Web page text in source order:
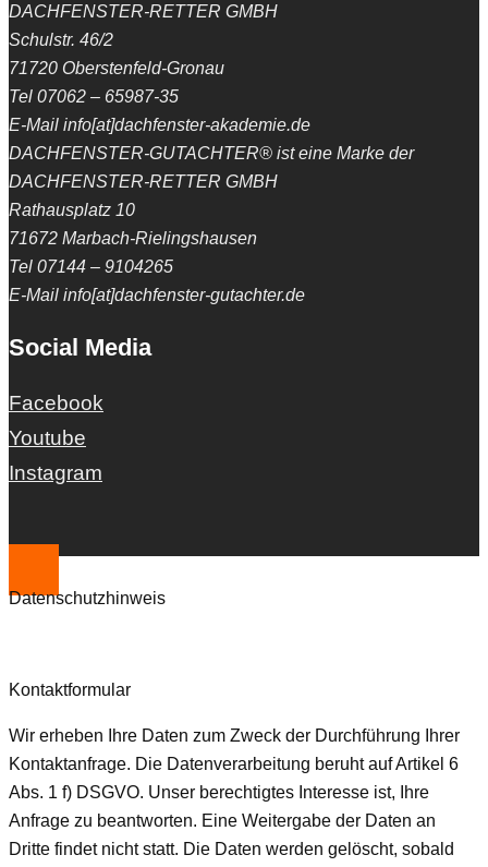
DACHFENSTER-RETTER GMBH
Schulstr. 46/2
71720 Oberstenfeld-Gronau
Tel 07062 – 65987-35
E-Mail info[at]dachfenster-akademie.de
DACHFENSTER-GUTACHTER® ist eine Marke der
DACHFENSTER-RETTER GMBH
Rathausplatz 10
71672 Marbach-Rielingshausen
Tel 07144 – 9104265
E-Mail info[at]dachfenster-gutachter.de
Social Media
Facebook
Youtube
Instagram
Datenschutzhinweis
Kontaktformular
Wir erheben Ihre Daten zum Zweck der Durchführung Ihrer
Kontaktanfrage. Die Datenverarbeitung beruht auf Artikel 6
Abs. 1 f) DSGVO. Unser berechtigtes Interesse ist, Ihre
Anfrage zu beantworten. Eine Weitergabe der Daten an
Dritte findet nicht statt. Die Daten werden gelöscht, sobald